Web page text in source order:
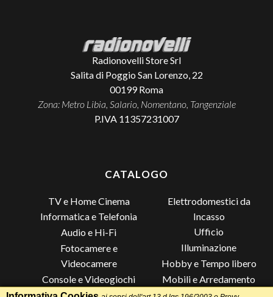
Radionovelli Store Srl
Salita di Poggio San Lorenzo, 22
00199 Roma
Zona: Metro Libia, Salario, Nomentano, Tangenziale
P.IVA 11357231007
CATALOGO
TV e Home Cinema
Informatica e Telefonia
Audio e Hi-Fi
Fotocamere e
Videocamere
Console e Videogiochi
Elettrodomestici da
Incasso
Ufficio
Illuminazione
Hobby e Tempo libero
Mobili e Arredamento